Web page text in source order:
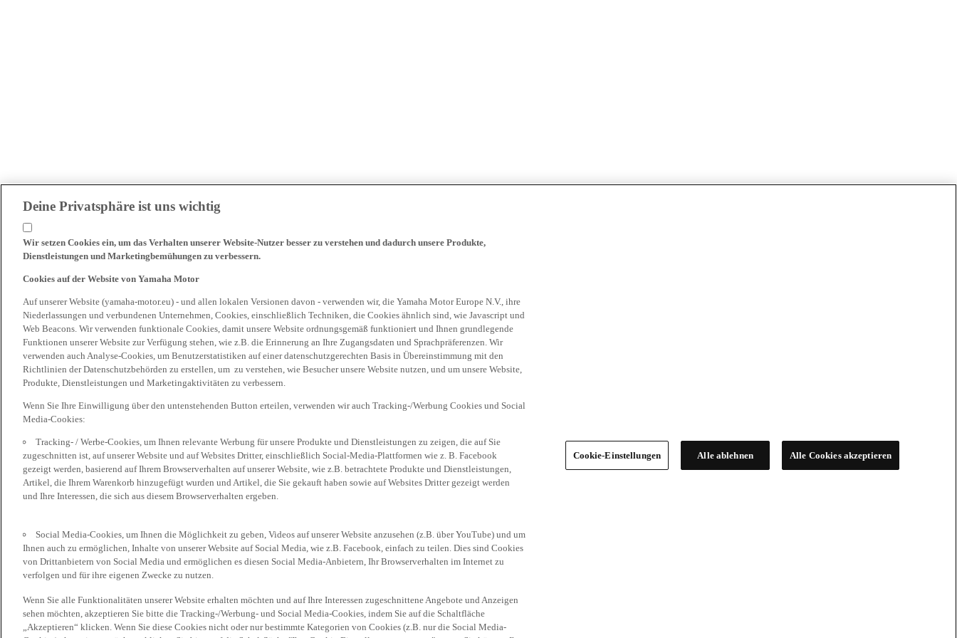
Deine Privatsphäre ist uns wichtig
Wir setzen Cookies ein, um das Verhalten unserer Website-Nutzer besser zu verstehen und dadurch unsere Produkte,
Dienstleistungen und Marketingbemühungen zu verbessern.
Cookies auf der Website von Yamaha Motor
Auf unserer Website (yamaha-motor.eu) - und allen lokalen Versionen davon - verwenden wir, die Yamaha Motor Europe N.V., ihre
Niederlassungen und verbundenen Unternehmen, Cookies, einschließlich Techniken, die Cookies ähnlich sind, wie Javascript und
Web Beacons. Wir verwenden funktionale Cookies, damit unsere Website ordnungsgemäß funktioniert und Ihnen grundlegende
Funktionen unserer Website zur Verfügung stehen, wie z.B. die Erinnerung an Ihre Zugangsdaten und Sprachpräferenzen. Wir
verwenden auch Analyse-Cookies, um Benutzerstatistiken auf einer datenschutzgerechten Basis in Übereinstimmung mit den
Richtlinien der Datenschutzbehörden zu erstellen, um zu verstehen, wie Besucher unsere Website nutzen, und um unsere Website,
Produkte, Dienstleistungen und Marketingaktivitäten zu verbessern.
Wenn Sie Ihre Einwilligung über den untenstehenden Button erteilen, verwenden wir auch Tracking-/Werbung Cookies und Social
Media-Cookies:
Tracking- / Werbe-Cookies, um Ihnen relevante Werbung für unsere Produkte und Dienstleistungen zu zeigen, die auf Sie
zugeschnitten ist, auf unserer Website und auf Websites Dritter, einschließlich Social-Media-Plattformen wie z. B. Facebook
gezeigt werden, basierend auf Ihrem Browserverhalten auf unserer Website, wie z.B. betrachtete Produkte und Dienstleistungen,
Artikel, die Ihrem Warenkorb hinzugefügt wurden und Artikel, die Sie gekauft haben sowie auf Websites Dritter gezeigt werden
und Ihre Interessen, die sich aus diesem Browserverhalten ergeben.
Social Media-Cookies, um Ihnen die Möglichkeit zu geben, Videos auf unserer Website anzusehen (z.B. über YouTube) und um
Ihnen auch zu ermöglichen, Inhalte von unserer Website auf Social Media, wie z.B. Facebook, einfach zu teilen. Dies sind Cookies
von Drittanbietern von Social Media und ermöglichen es diesen Social Media-Anbietern, Ihr Browserverhalten im Internet zu
verfolgen und für ihre eigenen Zwecke zu nutzen.
Wenn Sie alle Funktionalitäten unserer Website erhalten möchten und auf Ihre Interessen zugeschnittene Angebote und Anzeigen
sehen möchten, akzeptieren Sie bitte die Tracking-/Werbung- und Social Media-Cookies, indem Sie auf die Schaltfläche
„Akzeptieren“ klicken. Wenn Sie diese Cookies nicht oder nur bestimmte Kategorien von Cookies (z.B. nur die Social Media-
Cookie-Einstellungen Alle ablehnen Alle Cookies akzeptieren